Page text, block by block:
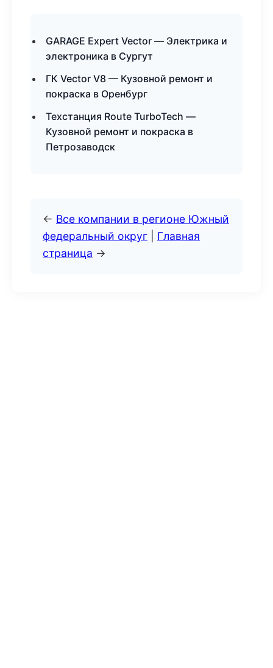
GARAGE Expert Vector — Электрика и
электроника в Сургут
ГК Vector V8 — Кузовной ремонт и
покраска в Оренбург
Техстанция Route TurboTech —
Кузовной ремонт и покраска в
Петрозаводск
← Все компании в регионе Южный
федеральный округ
Главная
страница →